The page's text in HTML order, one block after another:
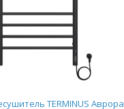
TERMINUS Аврора